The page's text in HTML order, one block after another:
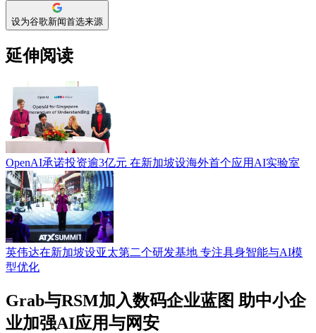
设为谷歌新闻首选来源
延伸阅读
OpenAI承诺投资逾3亿元 在新加坡设海外首个应用AI实验室
英伟达在新加坡设亚太第二个研发基地 专注具身智能与AI模
型优化
Grab与RSM加入数码企业蓝图 助中小企
业加强AI应用与网安